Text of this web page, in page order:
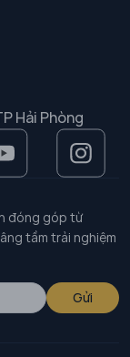
Hải Phòng
đóng góp từ
tầm trải nghiệm
Gửi